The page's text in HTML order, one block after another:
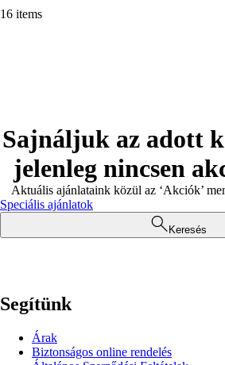
16 items
Sajnáljuk az adott
jelenleg nincsen
Aktuális ajánlataink közül az ‘Akciók’
Speciális ajánlatok
Keresés
Segítünk
Árak
Biztonságos online rendelés